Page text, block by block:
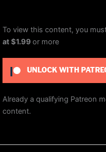
To view this content, you
at $1.99 or more
UNLOCK WITH
Already a qualifying Patreon
content.